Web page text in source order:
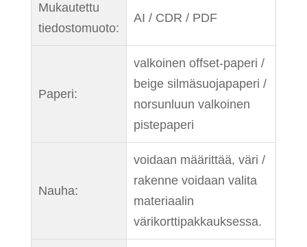
Mukautettu
tiedostomuoto:
AI / CDR / PDF
Paperi:
valkoinen offset-paperi /
beige silmäsuojapaperi /
norsunluun valkoinen
pistepaperi
Nauha:
voidaan määrittää, väri /
rakenne voidaan valita
materiaalin
värikorttipakkauksessa.